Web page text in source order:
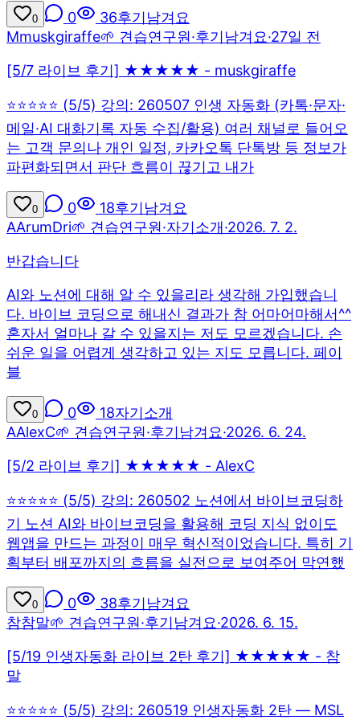
0 0 36후기남겨요
Mmuskgiraffe🌱 견습연구원·후기남겨요·27일 전
[5/7 라이브 후기] ★★★★★ - muskgiraffe
⭐⭐⭐⭐⭐ (5/5) 강의: 260507 인생 자동화 (카톡·문자·
메일·AI 대화기록 자동 수집/활용) 여러 채널로 들어오
는 고객 문의나 개인 일정, 카카오톡 단톡방 등 정보가
파편화되면서 판단 흐름이 끊기고 내가
0 0 18후기남겨요
AArumDri🌱 견습연구원·자기소개·2026. 7. 2.
반갑습니다
AI와 노션에 대해 알 수 있을리라 생각해 가입했습니
다. 바이브 코딩으로 해내신 결과가 참 어마어마해서^^
혼자서 얼마나 갈 수 있을지는 저도 모르겠습니다. 손
쉬운 일을 어렵게 생각하고 있는 지도 모릅니다. 페이
블
0 0 18자기소개
AAlexC🌱 견습연구원·후기남겨요·2026. 6. 24.
[5/2 라이브 후기] ★★★★★ - AlexC
⭐⭐⭐⭐⭐ (5/5) 강의: 260502 노션에서 바이브코딩하
기 노션 AI와 바이브코딩을 활용해 코딩 지식 없이도
웹앱을 만드는 과정이 매우 혁신적이었습니다. 특히 기
획부터 배포까지의 흐름을 실전으로 보여주어 막연했
0 0 38후기남겨요
참참말🌱 견습연구원·후기남겨요·2026. 6. 15.
[5/19 인생자동화 라이브 2탄 후기] ★★★★★ - 참
말
⭐⭐⭐⭐⭐ (5/5) 강의: 260519 인생자동화 2탄 — MSL